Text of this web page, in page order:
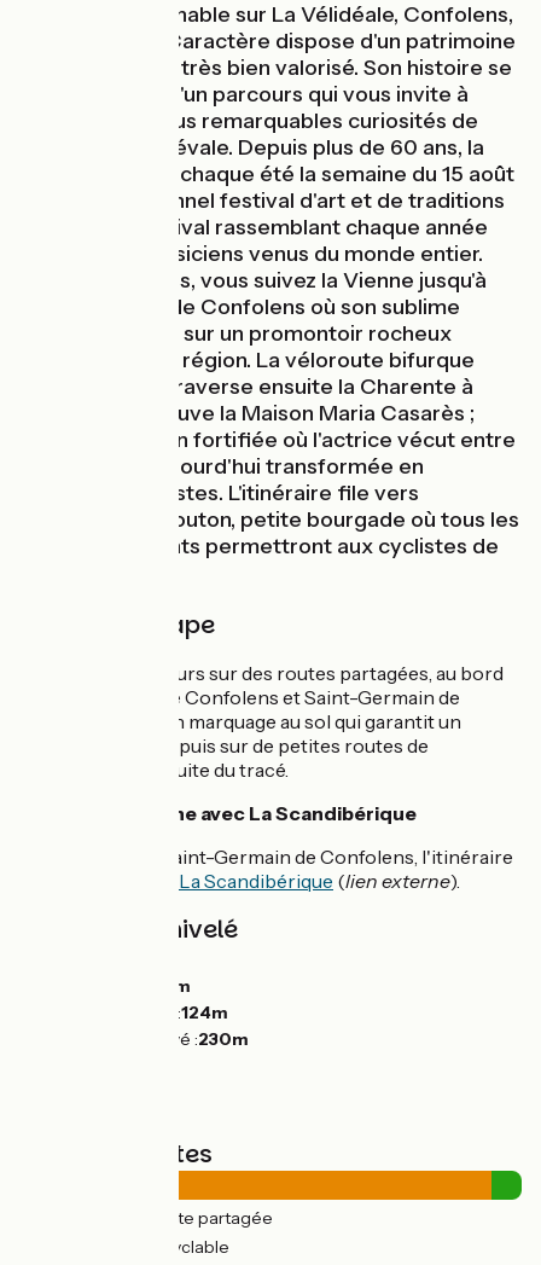
Arrêt incontournable sur La Vélidéale, Confolens,
Petite Cité de Caractère dispose d'un patrimoine
remarquable et très bien valorisé. Son histoire se
lit tout au long d'un parcours qui vous invite à
découvrir les plus remarquables curiosités de
cette cité médiévale. Depuis plus de 60 ans, la
cité est animée chaque été la semaine du 15 août
par son traditionnel festival d'art et de traditions
populaires, festival rassemblant chaque année
danseurs et musiciens venus du monde entier.
Après Confolens, vous suivez la Vienne jusqu'à
Saint-Germain de Confolens où son sublime
château perché sur un promontoir rocheux
domine toute la région. La véloroute bifurque
plein Ouest et traverse ensuite la Charente à
Alloue où se trouve la Maison Maria Casarès ;
ancienne maison fortifiée où l'actrice vécut entre
1961 et 1996, aujourd'hui transformée en
résidence d’artistes. L'itinéraire file vers
Champagne-Mouton, petite bourgade où tous les
services présents permettront aux cyclistes de
Détail de l'étape
Majorité du parcours sur des routes partagées, au bord
de la Vienne entre Confolens et Saint-Germain de
Confolens avec un marquage au sol qui garantit un
partage de la voie, puis sur de petites routes de
campagne sur la suite du tracé.
Section commune avec La Scandibérique
De Confolens à Saint-Germain de Confolens, l'itinéraire
La Scandibérique (lien externe).
Pentes et dénivelé
203m
Point le plus bas :124m
Point le plus élevé :230m
Types de routes
(94%) Route partagée
(6%) Voie cyclable